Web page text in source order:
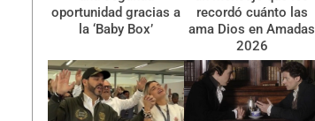
oportunidad gracias a
la ‘Baby Box’
recordó cuánto las
ama Dios en Amadas
2026